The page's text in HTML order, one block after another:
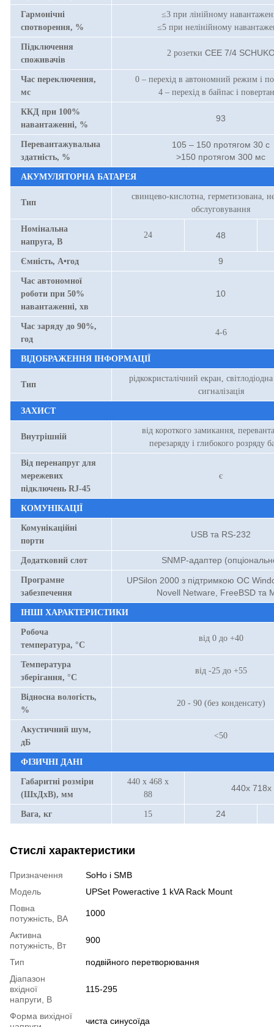
Гармонічні
спотворення, %
≤3 при лінійному
≤5 при нелінійному
Підключення
споживачів
2 розетки CEE 7/4
Час переключення,
мс
0 – перехід в автономний режим і
4 – перехід в байпас і
ККД при 100%
навантаженні, %
93
Перевантажувальна
здатність, %
105 – 150 протягом 30 с
>150 протягом 300 мс
АКУМУЛЯТОРНА БАТАРЕЯ
Тип
свинцево-кислотна, герметизована,
обслуговування
Номінальна
напруга, В
24 48
Ємність, А•год 9
Час автономної
роботи при 50%
навантаженні, хв
10
Час заряду до 90%,
год
4-6
ВІДОБРАЖЕННЯ ІНФОРМАЦІЇ
Тип
рідкокристалічний екран,
сигналізація
ЗАХИСТ
Внутрішній
від короткого замикання,
перезаряду і глибокого розряду
Від перенапруг для
мережевих
підключень RJ-45
є
КОМУНІКАЦІЇ
Комунікаційні
порти
USB та RS-232
Додатковий слот SNMP-адаптер
Програмне
забезпечення
UPSilon 2000 з підтримкою ОС
Novell Netware, FreeBSD та
ІНШІ ХАРАКТЕРИСТИКИ
Робоча
температура, °С
від 0 до +40
Температура
зберігання, °С
від -25 до +55
Відносна вологість,
%
20 - 90 (без конденсату)
Акустичний шум,
дБ
<50
ФІЗИЧНІ ДАНІ
Габаритні розміри
(ШхДхВ), мм
440 х 468 х
88
440х 718х
Вага, кг 15 24
Стислі характеристики
Призначення
SoHo і SMB
Модель
UPSet Poweractive 1 kVA Rack Mount
Повна
потужність, ВА
1000
Активна
потужність, Вт
900
Тип
подвійного перетворювання
Діапазон
вхідної
напруги, В
115-295
Форма вихідної
чиста синусоїда